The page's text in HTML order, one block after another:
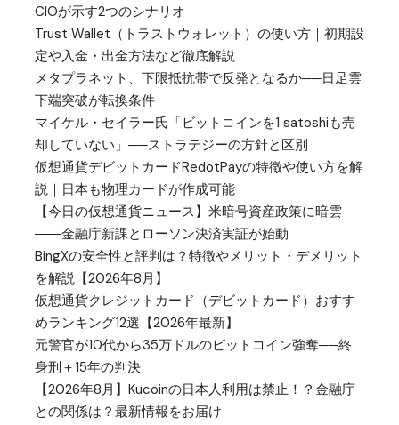
CIOが示す2つのシナリオ
Trust Wallet（トラストウォレット）の使い方｜初期設
定や入金・出金方法など徹底解説
メタプラネット、下限抵抗帯で反発となるか──日足雲
下端突破が転換条件
マイケル・セイラー氏「ビットコインを1 satoshiも売
却していない」──ストラテジーの方針と区別
仮想通貨デビットカードRedotPayの特徴や使い方を解
説｜日本も物理カードが作成可能
【今日の仮想通貨ニュース】米暗号資産政策に暗雲
――金融庁新課とローソン決済実証が始動
BingXの安全性と評判は？特徴やメリット・デメリット
を解説【2026年8月】
仮想通貨クレジットカード（デビットカード）おすす
めランキング12選【2026年最新】
元警官が10代から35万ドルのビットコイン強奪──終
身刑＋15年の判決
【2026年8月】Kucoinの日本人利用は禁止！？金融庁
との関係は？最新情報をお届け